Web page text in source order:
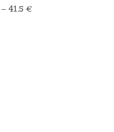
–41.5€